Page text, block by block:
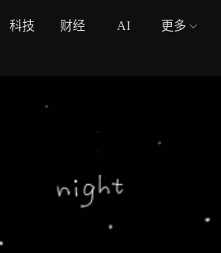
科技 财经 AI 更多